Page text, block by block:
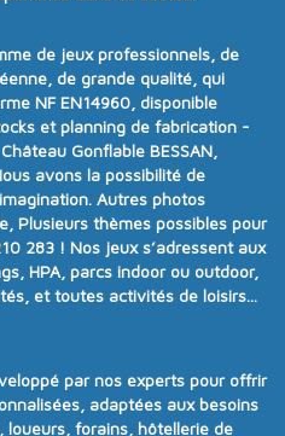
de jeux professionnels, de
de grande qualité, qui
NF EN14960 , disponible
et planning de fabrication -
Gonflable BESSAN,
avons la possibilité de
Autres photos
Plusieurs thèmes possibles pour
283 ! Nos jeux s’adressent aux
HPA, parcs indoor ou outdoor,
et toutes activités de loisirs...
par nos experts pour offrir
, adaptées aux besoins
loueurs, forains, hôtellerie de